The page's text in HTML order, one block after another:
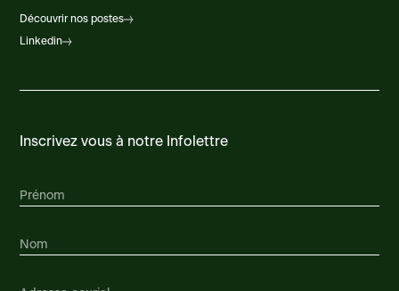
Découvrir nos postes
Linkedin
Inscrivez vous à notre Infolettre